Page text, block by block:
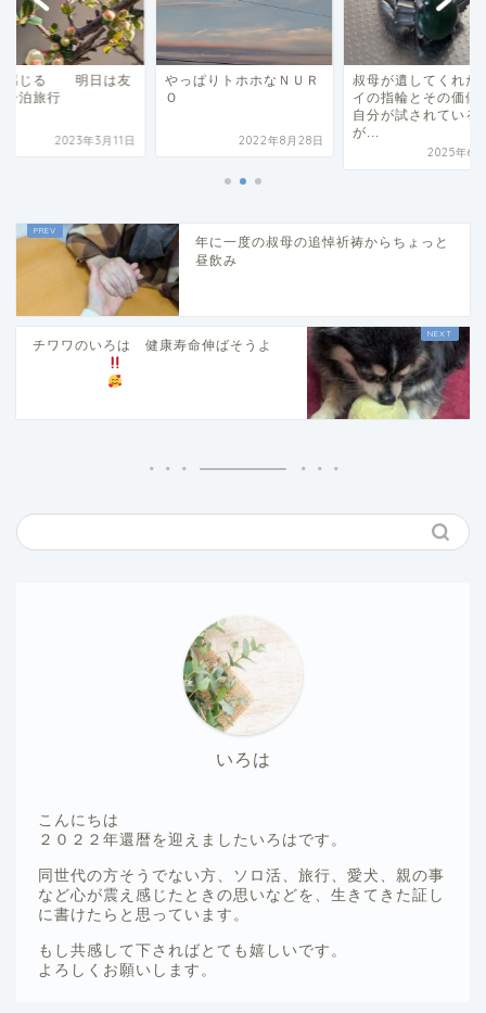
感じる 明日は友
一泊旅行
2023年3月11日
やっぱりトホホなＮＵＲ
Ｏ
2022年8月28日
叔母が遺してくれた
イの指輪とその価値
自分が試されている
が...
2025年6
年に一度の叔母の追悼祈祷からちょっと
昼飲み
チワワのいろは 健康寿命伸ばそうよ
いろは
こんにちは
２０２２年還暦を迎えましたいろはです。
同世代の方そうでない方、ソロ活、旅行、愛犬、親の事
など心が震え感じたときの思いなどを、生きてきた証し
に書けたらと思っています。
もし共感して下さればとても嬉しいです。
よろしくお願いします。